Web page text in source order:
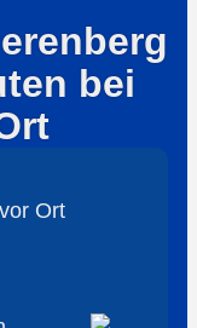
bei
Ort